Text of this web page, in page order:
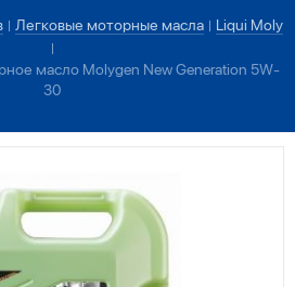
Легковые моторные масла Liqui Moly
масло Molygen New Generation 5W-
30